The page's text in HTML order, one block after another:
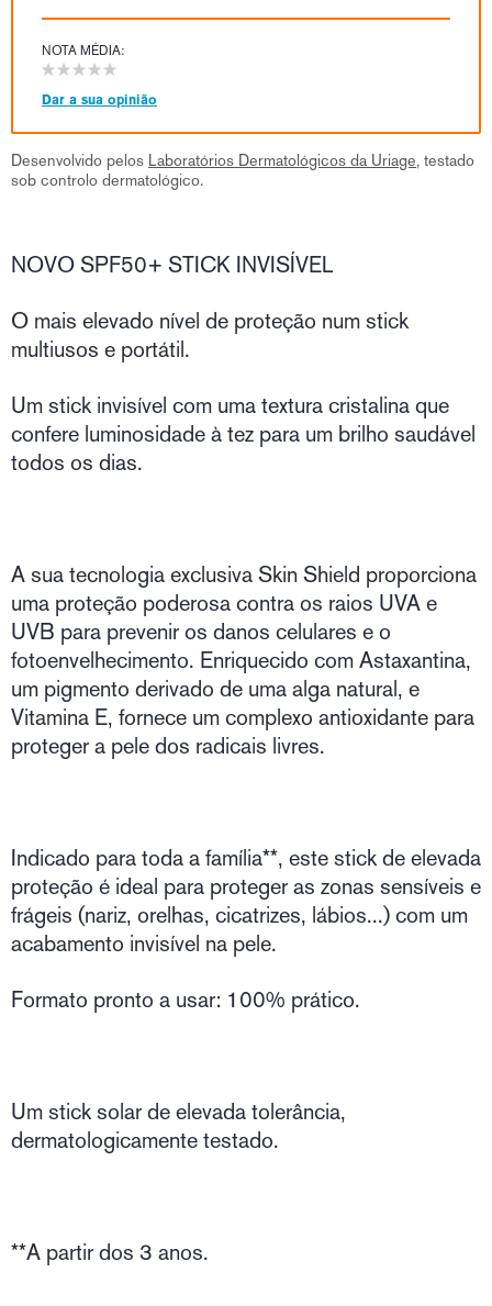
NOTA MÉDIA:
Dar a sua opinião
Desenvolvido pelos Laboratórios Dermatológicos da Uriage, testado
sob controlo dermatológico.
NOVO SPF50+ STICK INVISÍVEL
O mais elevado nível de proteção num stick
multiusos e portátil.
Um stick invisível com uma textura cristalina que
confere luminosidade à tez para um brilho saudável
todos os dias.
A sua tecnologia exclusiva Skin Shield proporciona
uma proteção poderosa contra os raios UVA e
UVB para prevenir os danos celulares e o
fotoenvelhecimento. Enriquecido com Astaxantina,
um pigmento derivado de uma alga natural, e
Vitamina E, fornece um complexo antioxidante para
proteger a pele dos radicais livres.
Indicado para toda a família**, este stick de elevada
proteção é ideal para proteger as zonas sensíveis e
frágeis (nariz, orelhas, cicatrizes, lábios...) com um
acabamento invisível na pele.
Formato pronto a usar: 100% prático.
Um stick solar de elevada tolerância,
dermatologicamente testado.
**A partir dos 3 anos.